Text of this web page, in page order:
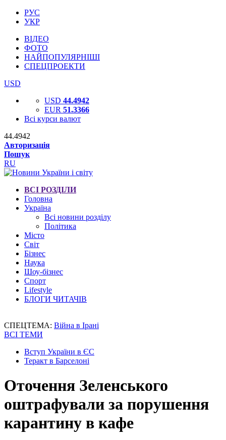
РУС
УКР
ВІДЕО
ФОТО
НАЙПОПУЛЯРНІШІ
СПЕЦПРОЕКТИ
USD
USD 44.4942
EUR 51.3366
Всі курси валют
44.4942
Авторизація
Пошук
RU
ВСІ РОЗДІЛИ
Головна
Україна
Всі новини розділу
Політика
Місто
Світ
Бізнес
Наука
Шоу-бізнес
Спорт
Lifestyle
БЛОГИ ЧИТАЧІВ
СПЕЦТЕМА: Війна в Ірані
ВСІ ТЕМИ
Вступ України в ЄС
Теракт в Барселоні
Оточення Зеленського
оштрафували за порушення
карантину в кафе